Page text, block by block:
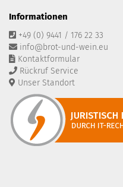
Informationen
+49 (0) 9441 / 176 22 33
info@brot-und-wein.eu
Kontaktformular
Rückruf Service
Unser Standort